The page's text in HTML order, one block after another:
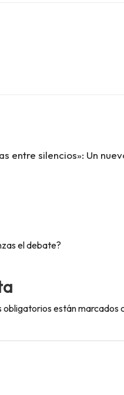
entre silencios»: Un
el debate?
obligatorios están marcados